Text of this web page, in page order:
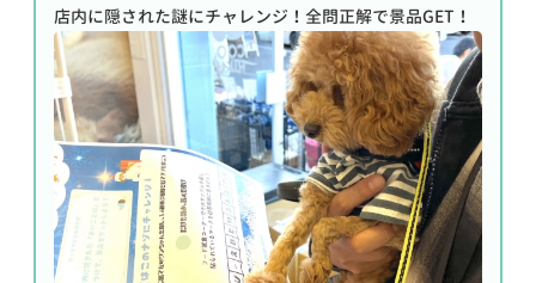
店内に隠された謎にチャレンジ！全問正解で景品GET！